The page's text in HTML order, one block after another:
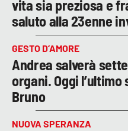
vita sia preziosa e
saluto alla 23enne
GESTO D’AMORE
Andrea salverà
organi. Oggi l’ultimo
Bruno
NUOVA SPERANZA